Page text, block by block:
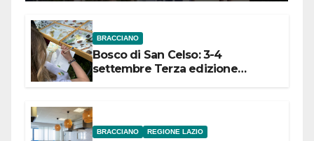
BRACCIANO
Bosco di San Celso: 3-4
settembre Terza edizione
BRACCIANO REGIONE LAZIO